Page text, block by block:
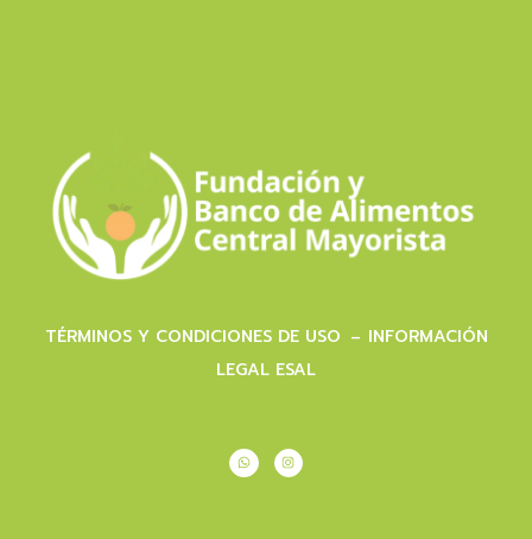
TÉRMINOS Y CONDICIONES DE USO – INFORMACIÓN
LEGAL ESAL